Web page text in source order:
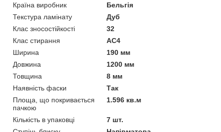
Країна виробник
Бельгія
Текстура ламінату
Дуб
Клас зносостійкості
32
Клас стирання
АС4
Ширина
190 мм
Довжина
1200 мм
Товщина
8 мм
Наявність фаски
Так
Площа, що покривається
пачкою
1.596 кв.м
Кількість в упаковці
7 шт.